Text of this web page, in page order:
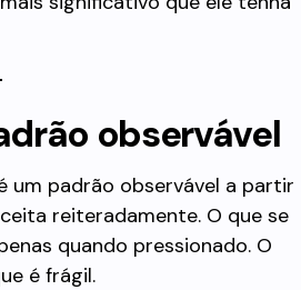
observável
um padrão observável a partir
reiteradamente. O que se
quando pressionado. O
é frágil.